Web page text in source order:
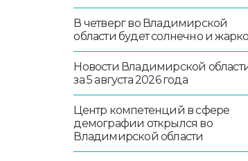
В четверг во Владимирской
области будет солнечно и жарко
Новости Владимирской
за 5 августа 2026 года
Центр компетенций в сфере
демографии открылся во
Владимирской области